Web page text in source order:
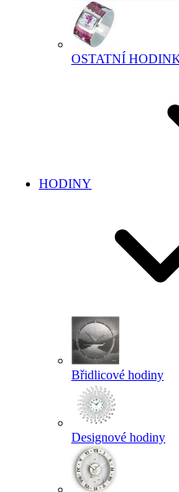
OSTATNÍ
HODINY
Břidlicové hodiny
Designové hodiny